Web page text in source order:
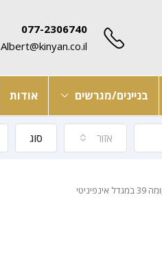
077-2306740
Albert@kinyan.co.il
בניינים/מגרשים אודות
אזור סוג